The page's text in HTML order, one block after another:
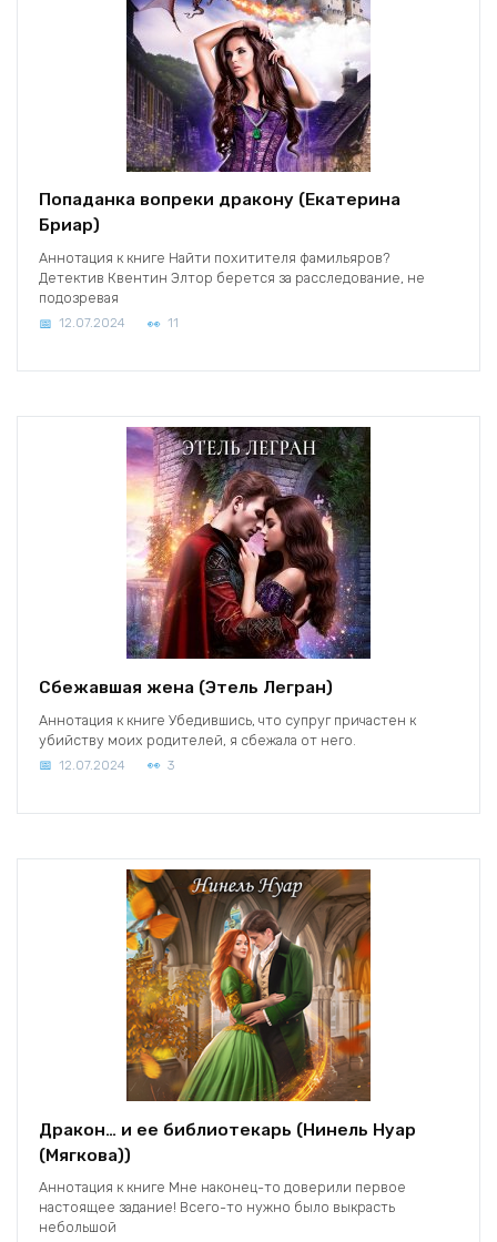
Попаданка вопреки дракону (Екатерина
Бриар)
Аннотация к книге Найти похитителя фамильяров?
Детектив Квентин Элтор берется за расследование, не
подозревая
12.07.2024 11
Сбежавшая жена (Этель Легран)
Аннотация к книге Убедившись, что супруг причастен к
убийству моих родителей, я сбежала от него.
12.07.2024 3
Дракон… и ее библиотекарь (Нинель Нуар
(Мягкова))
Аннотация к книге Мне наконец-то доверили первое
настоящее задание! Всего-то нужно было выкрасть
небольшой